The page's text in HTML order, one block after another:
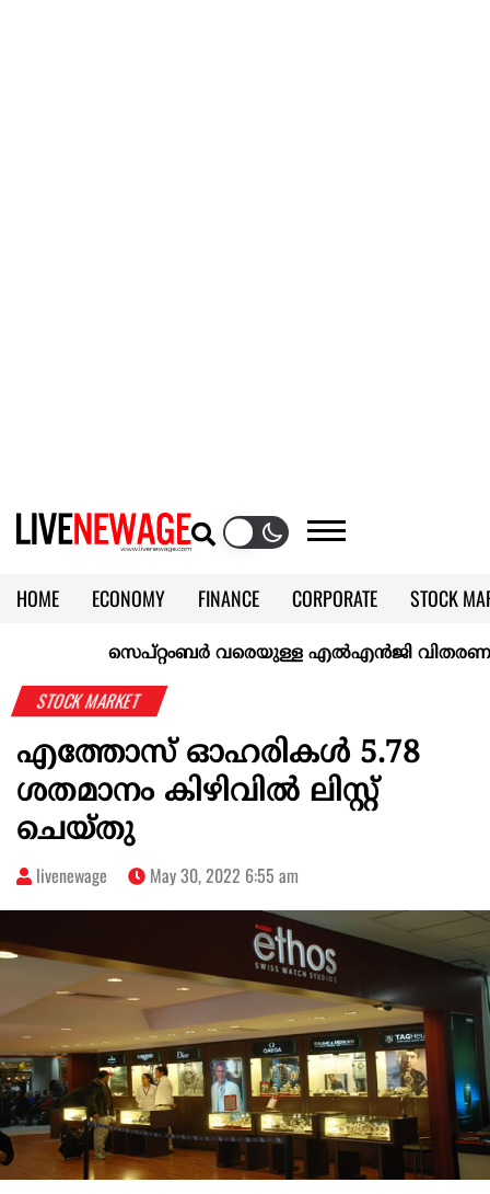
HOME ECONOMY FINANCE CORPORATE
STOCK
KERALA @70
സെപ്റ്റംബർ വരെയുള്ള എൽഎൻജി വിതരണം
STOCK MARKET
എത്തോസ് ഓഹരികള്‍ 5.78
ശതമാനം കിഴിവില്‍ ലിസ്റ്റ്
ചെയ്തു
livenewage May 30, 2022 6:55 am